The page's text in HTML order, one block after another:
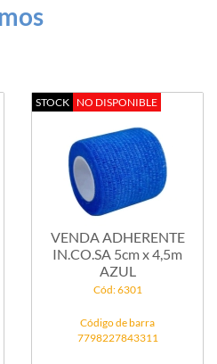
STOCK NO DISPONIBLE
VENDA ADHERENTE
IN.CO.SA 5cm x 4,5m
AZUL
Cód: 6301
Código de barra
7798227843311